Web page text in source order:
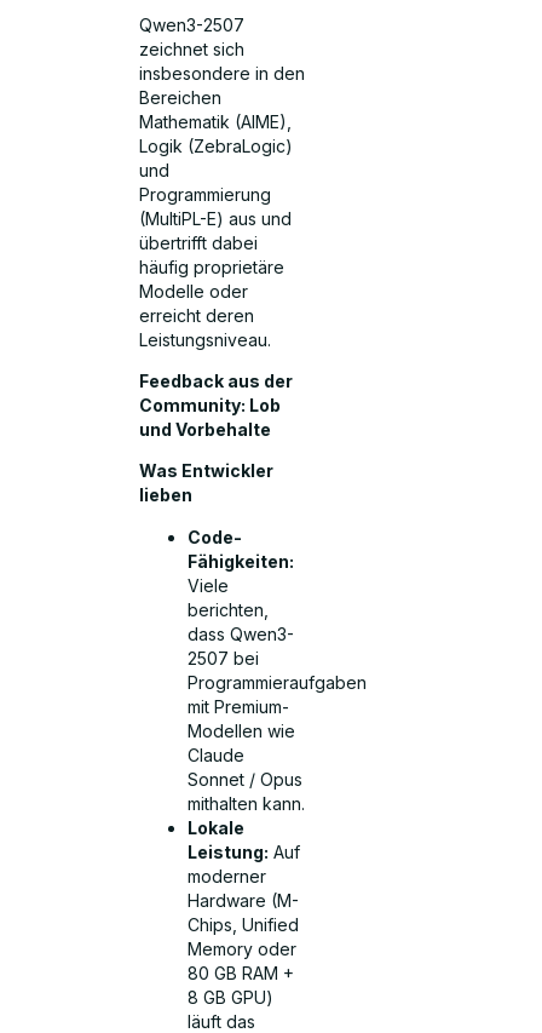
Qwen3-2507
zeichnet sich
insbesondere in den
Bereichen
Mathematik (AIME),
Logik (ZebraLogic)
und
Programmierung
(MultiPL-E) aus und
übertrifft dabei
häufig proprietäre
Modelle oder
erreicht deren
Leistungsniveau.
Feedback aus der
Community: Lob
und Vorbehalte
Was Entwickler
lieben
Code-
Fähigkeiten:
Viele
berichten,
dass Qwen3-
2507 bei
Programmieraufgaben
mit Premium-
Modellen wie
Claude
Sonnet / Opus
mithalten kann.
Lokale
Leistung: Auf
moderner
Hardware (M-
Chips, Unified
Memory oder
80 GB RAM +
8 GB GPU)
läuft das